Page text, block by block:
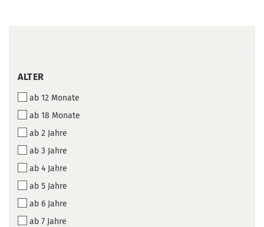
ALTER
ALTER
ab 12 Monate
ab 18 Monate
ab 2 Jahre
ab 3 Jahre
ab 4 Jahre
ab 5 Jahre
ab 6 Jahre
ab 7 Jahre